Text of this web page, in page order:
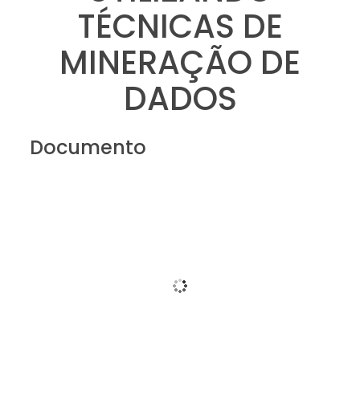
TÉCNICAS DE
MINERAÇÃO DE
DADOS
Documento